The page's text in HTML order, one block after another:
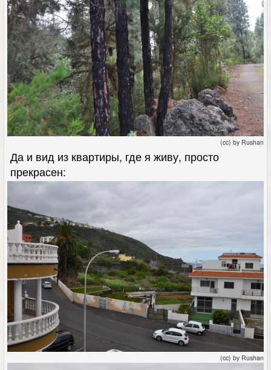
(cc) by Rushan
Да и вид из квартиры, где я живу, просто
прекрасен:
(cc) by Rushan